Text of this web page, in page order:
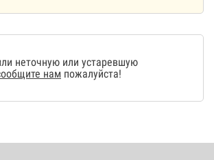
неточную или устаревшую
нам пожалуйста!